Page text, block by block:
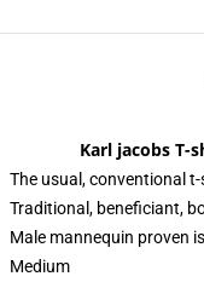
Karl jacobs T-
The usual, conventional
Traditional, beneficiant,
Male mannequin proven
Medium